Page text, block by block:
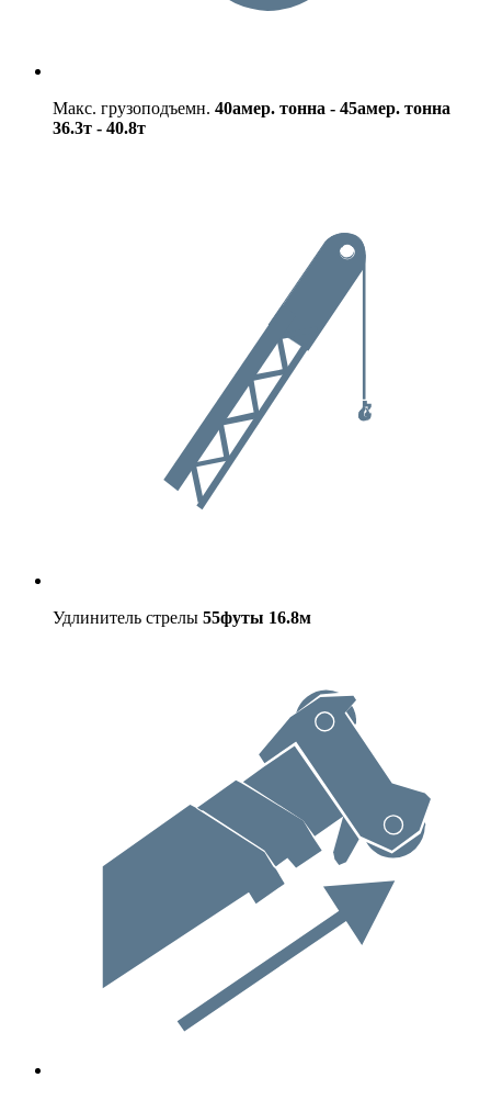
Макс. грузоподъемн. 40амер. тонна - 45амер. тонна
36.3т - 40.8т
Удлинитель стрелы 55футы 16.8м